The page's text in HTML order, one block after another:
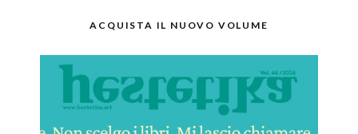
ACQUISTA IL NUOVO VOLUME